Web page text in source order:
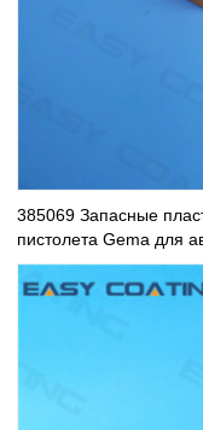
385069 Запасные
пистолета Gema для